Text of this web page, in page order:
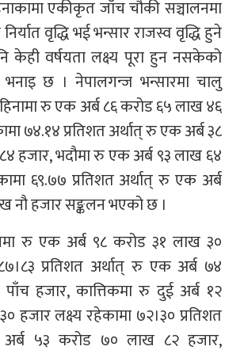
एकीकृत जाँच चौकी सञ्चालनमा
वृद्धि भई भन्सार राजस्व वृद्धि हुने
केही वर्षयता लक्ष्य पूरा हुन नसकेको
छ । नेपालगन्ज भन्सारमा चालु
रु एक अर्ब ८६ करोड ६५ लाख ४६
७४.१४ प्रतिशत अर्थात् रु एक अर्ब ३८
हजार, भदौमा रु एक अर्ब ९३ लाख ६४
६९.७७ प्रतिशत अर्थात् रु एक अर्ब
नौ हजार सङ्कलन भएको छ ।
रु एक अर्ब ९८ करोड ३१ लाख ३०
प्रतिशत अर्थात् रु एक अर्ब ७४
हजार, कात्तिकमा रु दुई अर्ब १२
हजार लक्ष्य रहेकामा ७२।३० प्रतिशत
५३ करोड ७० लाख ८२ हजार,